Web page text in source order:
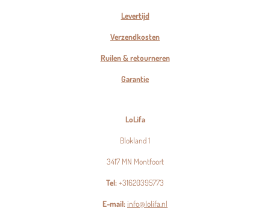
Levertijd
Verzendkosten
Ruilen & retourneren
Garantie
LoLifa
Blokland 1
3417 MN Montfoort
Tel:+31620395773
E-mail:info@lolifa.nl